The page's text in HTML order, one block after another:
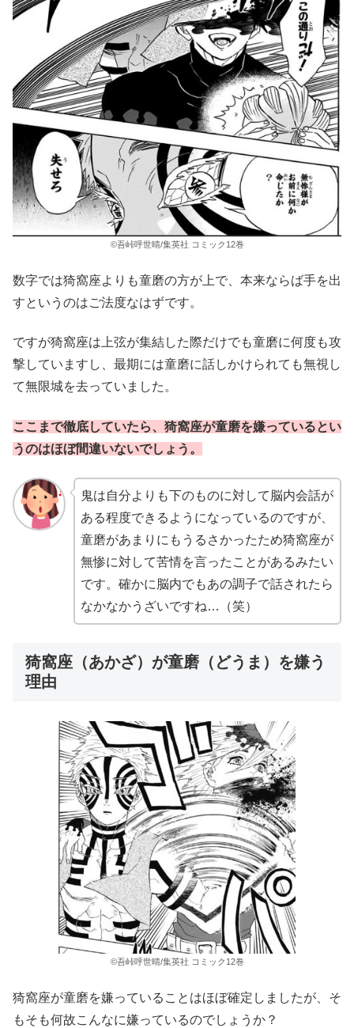
©吾峠呼世晴/集英社 コミック12巻
数字では猗窩座よりも童磨の方が上で、本来ならば手を出
すというのはご法度なはずです。
ですが猗窩座は上弦が集結した際だけでも童磨に何度も攻
撃していますし、最期には童磨に話しかけられても無視し
て無限城を去っていました。
ここまで徹底していたら、猗窩座が童磨を嫌っているとい
うのはほぼ間違いないでしょう。
鬼は自分よりも下のものに対して脳内会話が
ある程度できるようになっているのですが、
童磨があまりにもうるさかったため猗窩座が
無惨に対して苦情を言ったことがあるみたい
です。確かに脳内でもあの調子で話されたら
なかなかうざいですね…（笑）
猗窩座（あかざ）が童磨（どうま）を嫌う
理由
©吾峠呼世晴/集英社 コミック12巻
猗窩座が童磨を嫌っていることはほぼ確定しましたが、そ
もそも何故こんなに嫌っているのでしょうか？